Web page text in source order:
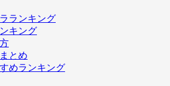
ランキング
キング
とめ
めランキング